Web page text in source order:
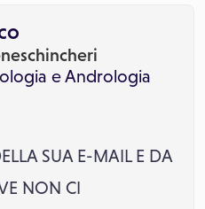
eAndrologia
SUA E-MAIL E DA
NON CI